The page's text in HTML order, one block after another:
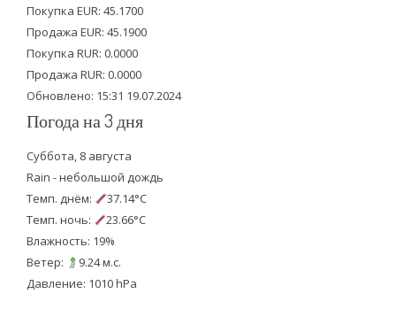
e
r
o
o
k
b
e
Покупка EUR: 45.1700
Продажа EUR: 45.1900
Покупка RUR: 0.0000
Продажа RUR: 0.0000
Обновлено: 15:31 19.07.2024
Погода на 3 дня
Суббота, 8 августа
Rain - небольшой дождь
Темп. днём:
37.14°C
Темп. ночь:
23.66°C
Влажность: 19%
Ветер:
9.24 м.с.
Давление: 1010 hPa